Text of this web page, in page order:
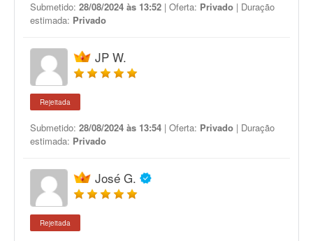
Submetido: 28/08/2024 às 13:52 | Oferta: Privado | Duração
estimada: Privado
JP W.
Rejeitada
Submetido: 28/08/2024 às 13:54 | Oferta: Privado | Duração
estimada: Privado
José G.
Rejeitada